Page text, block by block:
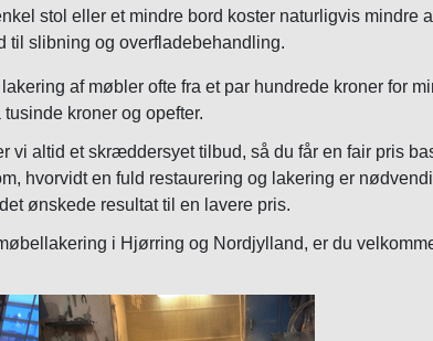
stol eller et mindre bord koster naturligvis mindre
slibning og overfladebehandling.
af møbler ofte fra et par hundrede kroner for
kroner og opefter.
vi altid et skræddersyet tilbud, så du får en fair pris
hvorvidt en fuld restaurering og lakering er
ønskede resultat til en lavere pris.
i Hjørring og Nordjylland, er du